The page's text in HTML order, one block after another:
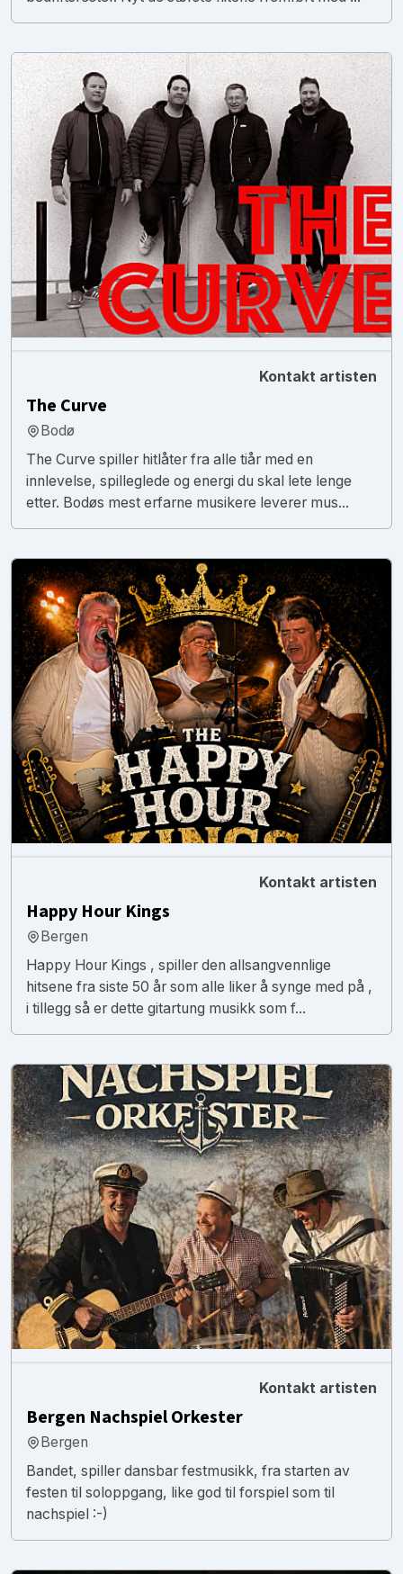
Kontakt artisten
The Curve
Bodø
The Curve spiller hitlåter fra alle tiår med en
innlevelse, spilleglede og energi du skal lete lenge
etter. Bodøs mest erfarne musikere leverer mus...
Kontakt artisten
Happy Hour Kings
Bergen
Happy Hour Kings , spiller den allsangvennlige
hitsene fra siste 50 år som alle liker å synge med på ,
i tillegg så er dette gitartung musikk som f...
Kontakt artisten
Bergen Nachspiel Orkester
Bergen
Bandet, spiller dansbar festmusikk, fra starten av
festen til soloppgang, like god til forspiel som til
nachspiel :-)